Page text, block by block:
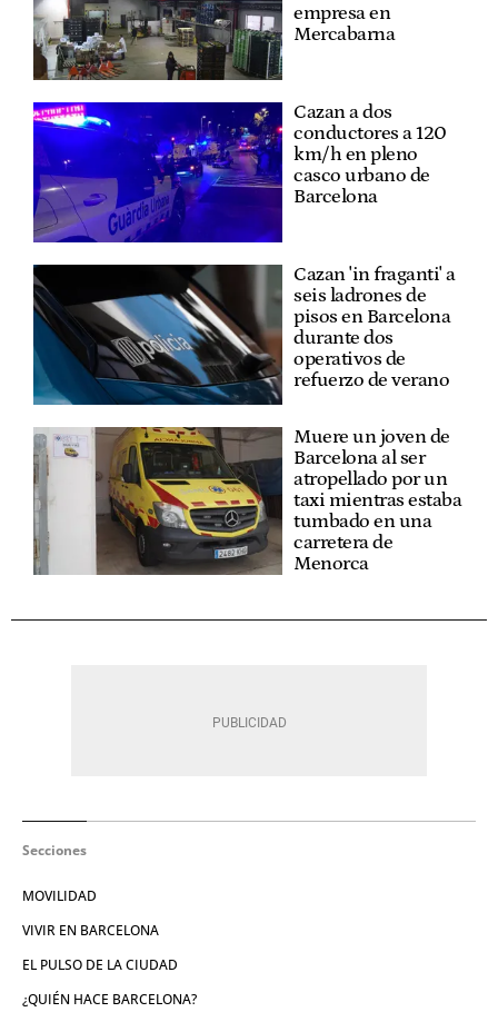
empresa en
Mercabarna
Cazan a dos
conductores a 120
km/h en pleno
casco urbano de
Barcelona
Cazan 'in fraganti' a
seis ladrones de
pisos en Barcelona
durante dos
operativos de
refuerzo de verano
Muere un joven de
Barcelona al ser
atropellado por un
taxi mientras estaba
tumbado en una
carretera de
Menorca
Secciones
MOVILIDAD
VIVIR EN BARCELONA
EL PULSO DE LA CIUDAD
¿QUIÉN HACE BARCELONA?